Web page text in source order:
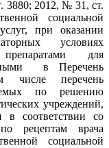
3880; 2012, № 31, ст.
социальной
при оказании
условиях
препаратами для
в Перечень
числе перечень
по решению
учреждений,
в соответствии со
рецептам врача
социальной